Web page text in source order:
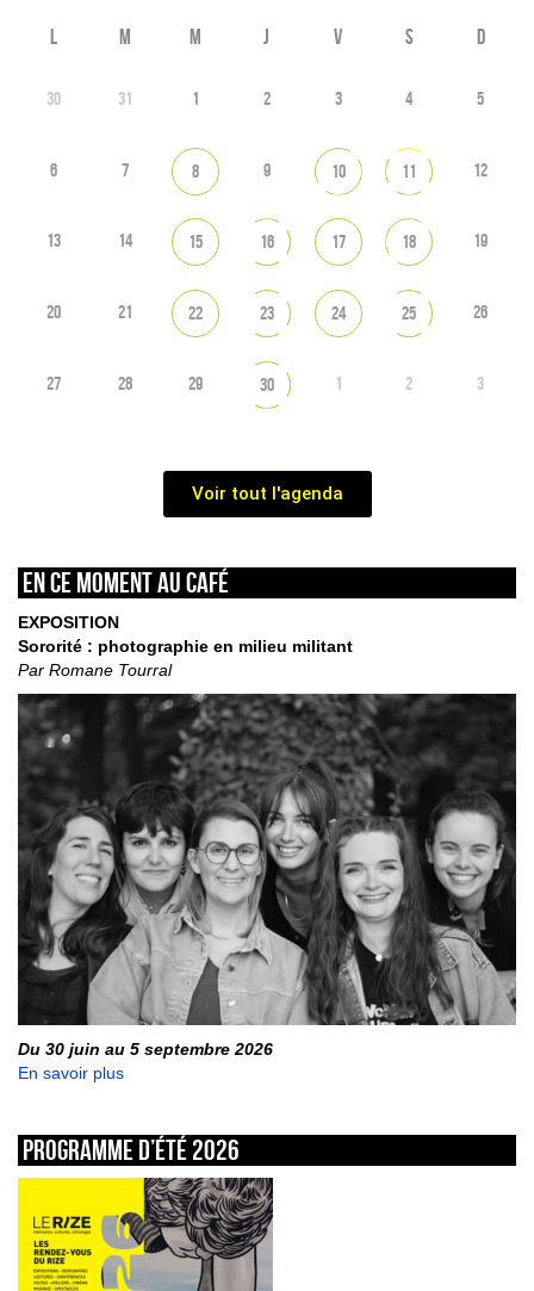
L M M J V S D
30 31 1 2 3 4 5
6 7 8 9 10 11 12
13 14 15 16 17 18 19
20 21 22 23 24 25 26
27 28 29 30 1 2 3
Voir tout l'agenda
En ce moment au café
EXPOSITION
Sororité : photographie en milieu militant
Par Romane Tourral
Du 30 juin au 5 septembre 2026
En savoir plus
Programme d’été 2026